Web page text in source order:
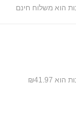
הוא משלוח חינם
₪41.97